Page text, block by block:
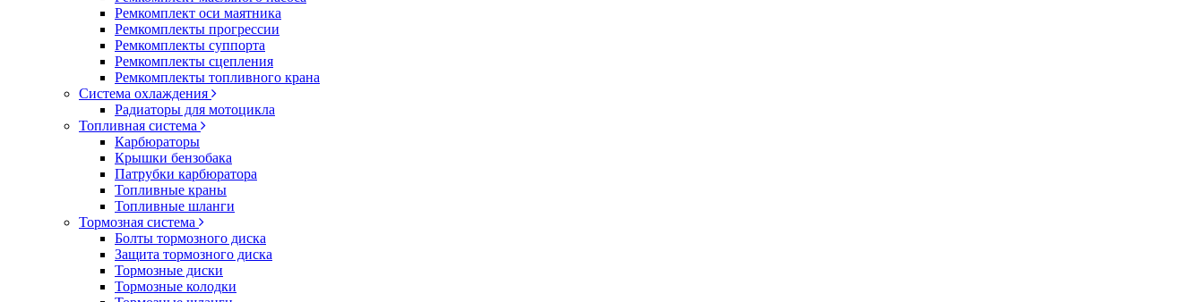
Ремкомплект оси маятника
Ремкомплекты прогрессии
Ремкомплекты суппорта
Ремкомплекты сцепления
Ремкомплекты топливного крана
Система охлаждения
Радиаторы для мотоцикла
Топливная система
Карбюраторы
Крышки бензобака
Патрубки карбюратора
Топливные краны
Топливные шланги
Тормозная система
Болты тормозного диска
Защита тормозного диска
Тормозные диски
Тормозные колодки